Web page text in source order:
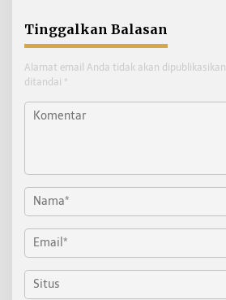
Tinggalkan Balasan
Alamat email Anda tidak akan dipublikasikan.
ditandai *